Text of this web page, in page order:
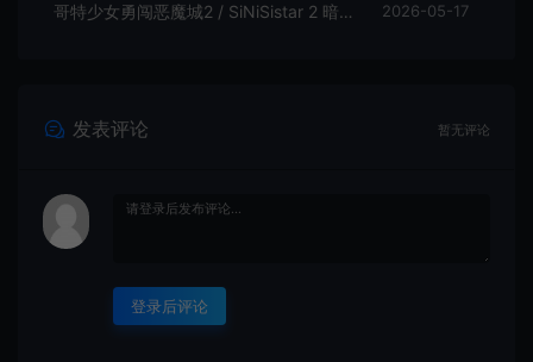
哥特少女勇闯恶魔城2 / SiNiSistar 2 暗黑动作RPG游戏 2026-05-17
发表评论 暂无评论
登录后评论